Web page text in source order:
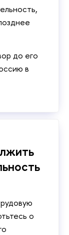
до его
в
о